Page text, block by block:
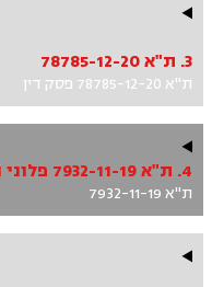
3. ת"א 78785-12-20
ת"א 78785-12-20 פסק דין
4. ת"א 7932-11-19 פלוני נ' אור לב ואח'
ת"א 7932-11-19